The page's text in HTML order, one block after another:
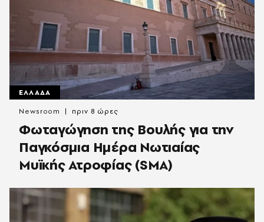
ΕΛΛΑΔΑ
Φωταγώγηση της Βουλής για την
Παγκόσμια Ημέρα Νωτιαίας
Μυϊκής Ατροφίας (SMA)
Newsroom πριν 8 ώρες